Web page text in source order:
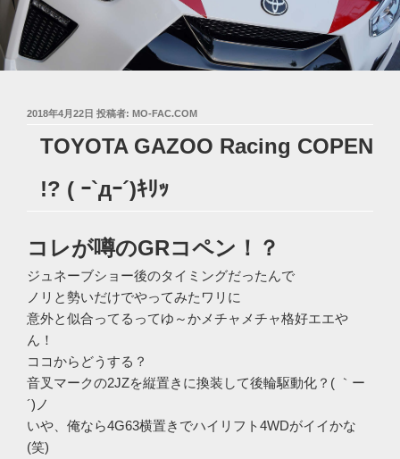
投
2018年4月22日 投稿者: MO-FAC.COM
TOYOTA GAZOO Racing COPEN
!? ( ｰ`дｰ´)ｷﾘｯ
コレが噂のGRコペン！？
ジュネーブショー後のタイミングだったんで
ノリと勢いだけでやってみたワリに
意外と似合ってるってゆ～かメチャメチャ格好エエや
ん！
ココからどうする？
音叉マークの2JZを縦置きに換装して後輪駆動化？( ｀ー
´)ノ
いや、俺なら4G63横置きでハイリフト4WDがイイかな
(笑)